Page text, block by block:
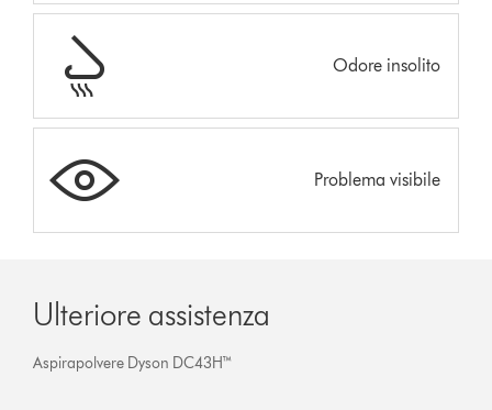
Odore insolito
Problema visibile
Ulteriore assistenza
Aspirapolvere Dyson DC43H™